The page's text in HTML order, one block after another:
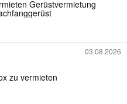
Gerüstvermietung
03.08.2026
zu vermieten